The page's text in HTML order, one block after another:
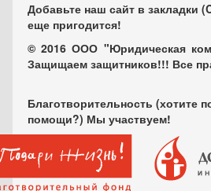
Добавьте наш сайт в закладки
еще пригодится!
© 2016 ООО "Юридическая
Защищаем защитников!!! Все
Благотворительность (хотите
помощи?) Мы участвуем!